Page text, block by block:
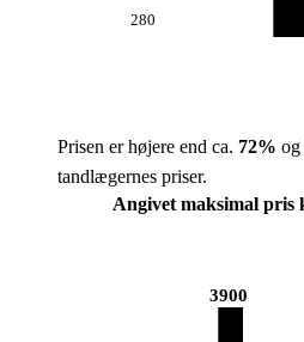
280
Prisen er højere end ca. 72% og
tandlægernes priser.
Angivet maksimal pris
3900